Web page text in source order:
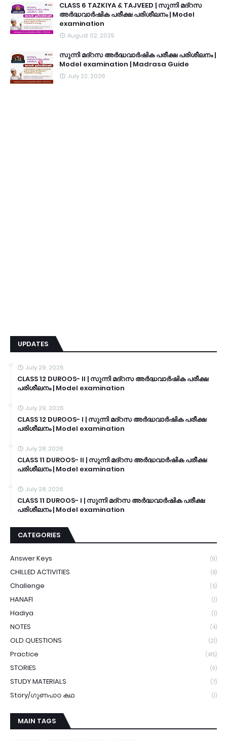
CLASS 6 TAZKIYA & TAJVEED | സുന്നി മദ്റസ
അർദ്ധവാർഷിക പരീക്ഷ പരിശീലനം | Model
examination
August 02, 2025
സുന്നി മദ്റസ അർദ്ധവാർഷിക പരീക്ഷ പരിശീലനം |
Model examination | Madrasa Guide
July 22, 2026
UPDATES
July 29, 2026
CLASS 12 DUROOS- II | സുന്നി മദ്റസ അർദ്ധവാർഷിക പരീക്ഷ
പരിശീലനം | Model examination
July 29, 2026
CLASS 12 DUROOS- I | സുന്നി മദ്റസ അർദ്ധവാർഷിക പരീക്ഷ
പരിശീലനം | Model examination
July 28, 2026
CLASS 11 DUROOS- II | സുന്നി മദ്റസ അർദ്ധവാർഷിക പരീക്ഷ
പരിശീലനം | Model examination
July 28, 2026
CLASS 11 DUROOS- I | സുന്നി മദ്റസ അർദ്ധവാർഷിക പരീക്ഷ
പരിശീലനം | Model examination
CATEGORIES
Answer Keys (9)
CHILLED ACTIVITIES (8)
Challenge (5)
HANAFI (1)
Hadiya (1)
NOTES (4)
OLD QUESTIONS (21)
Practice (415)
STORIES (9)
STUDY MATERIALS (7)
Story/ഗുണപാഠ കഥ (1)
MAIN TAGS